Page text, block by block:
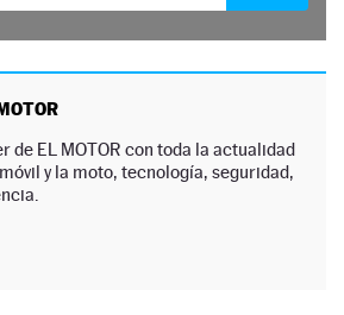
de EL MOTOR con toda la actualidad
y la moto, tecnología, seguridad,